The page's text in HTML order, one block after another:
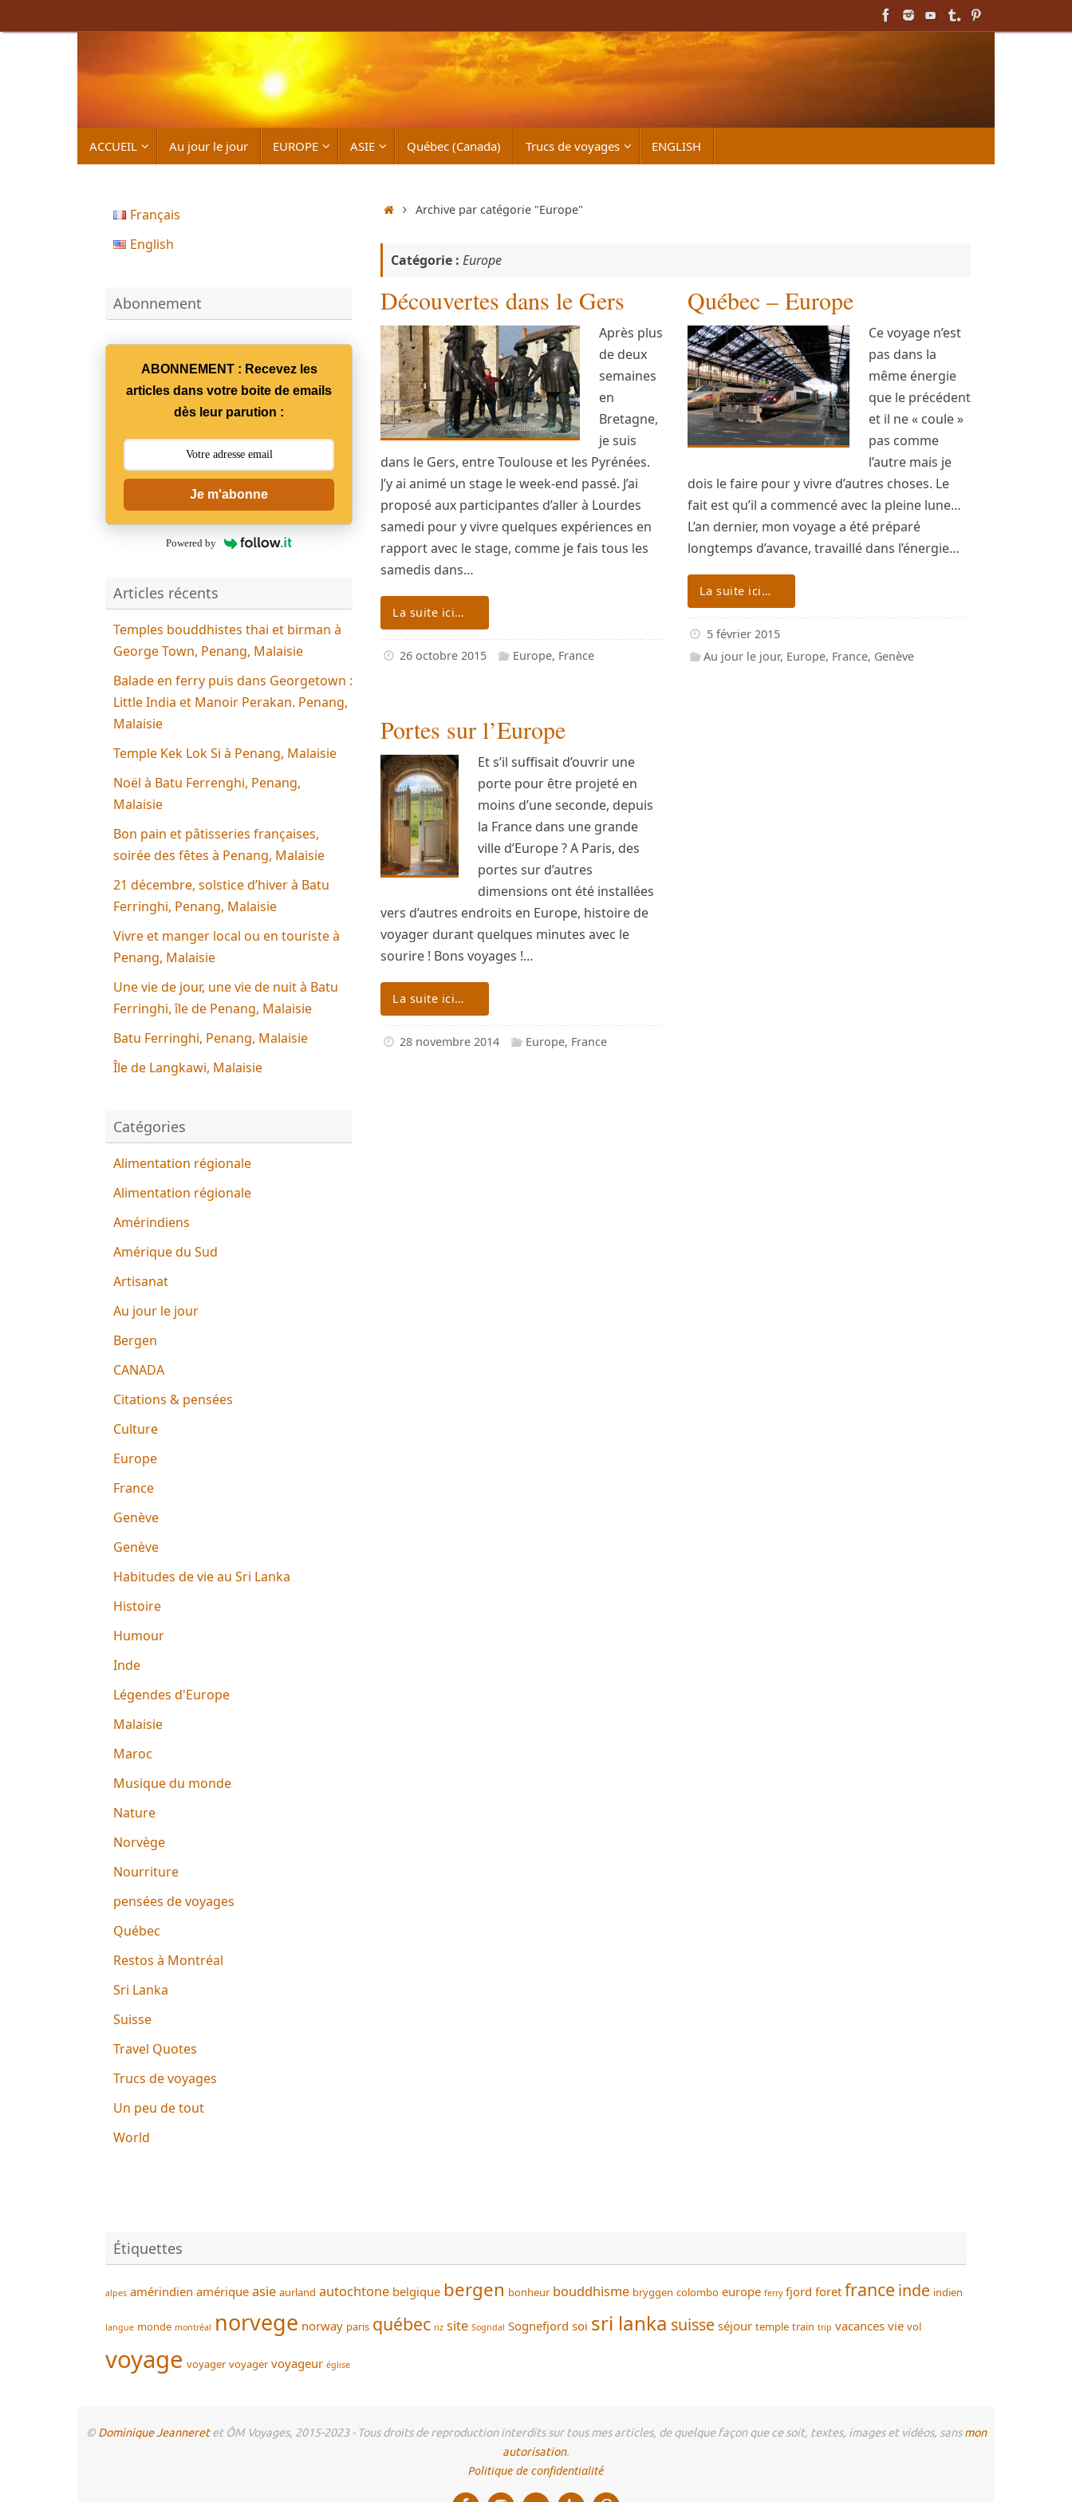
au
au
contenu
ACCUEIL Au jour le jour EUROPE ASIE Québec (Canada) Trucs de voyages ENGLISH
Accueil
Archive par catégorie "Europe"
Catégorie : Europe
Découvertes dans le Gers
Après plus
de deux
semaines
en
Bretagne,
je suis
dans le Gers, entre Toulouse et les Pyrénées.
J’y ai animé un stage le week-end passé. J’ai
proposé aux participantes d’aller à Lourdes
samedi pour y vivre quelques expériences en
rapport avec le stage, comme je fais tous les
samedis dans…
La suite ici…
26 octobre 2015 Europe, France
Québec – Europe
Ce voyage n’est
pas dans la
même énergie
que le précédent
et il ne « coule »
pas comme
l’autre mais je
dois le faire pour y vivre d’autres choses. Le
fait est qu’il a commencé avec la pleine lune…
L’an dernier, mon voyage a été préparé
longtemps d’avance, travaillé dans l’énergie…
La suite ici…
5 février 2015
Au jour le jour, Europe, France, Genève
Portes sur l’Europe
Et s’il suffisait d’ouvrir une
porte pour être projeté en
moins d’une seconde, depuis
la France dans une grande
ville d’Europe ? A Paris, des
portes sur d’autres
dimensions ont été installées
vers d’autres endroits en Europe, histoire de
voyager durant quelques minutes avec le
sourire ! Bons voyages !…
La suite ici…
28 novembre 2014 Europe, France
Français
English
Abonnement
ABONNEMENT : Recevez les
articles dans votre boite de emails
dès leur parution :
Je m'abonne
Powered by
Articles récents
Temples bouddhistes thai et birman à
George Town, Penang, Malaisie
Balade en ferry puis dans Georgetown :
Little India et Manoir Perakan. Penang,
Malaisie
Temple Kek Lok Si à Penang, Malaisie
Noël à Batu Ferrenghi, Penang,
Malaisie
Bon pain et pâtisseries françaises,
soirée des fêtes à Penang, Malaisie
21 décembre, solstice d’hiver à Batu
Ferringhi, Penang, Malaisie
Vivre et manger local ou en touriste à
Penang, Malaisie
Une vie de jour, une vie de nuit à Batu
Ferringhi, île de Penang, Malaisie
Batu Ferringhi, Penang, Malaisie
Île de Langkawi, Malaisie
Catégories
Alimentation régionale
Alimentation régionale
Amérindiens
Amérique du Sud
Artisanat
Au jour le jour
Bergen
CANADA
Citations & pensées
Culture
Europe
France
Genève
Genève
Habitudes de vie au Sri Lanka
Histoire
Humour
Inde
Légendes d'Europe
Malaisie
Maroc
Musique du monde
Nature
Norvège
Nourriture
pensées de voyages
Québec
Restos à Montréal
Sri Lanka
Suisse
Travel Quotes
Trucs de voyages
Un peu de tout
World
Étiquettes
alpes amérindien amérique asie aurland autochtone belgique bergen bonheur bouddhisme bryggen colombo europe ferry fjord foret france inde indien
langue monde montréal norvege norway paris québec riz site Sogndal Sognefjord soi sri lanka suisse séjour temple train trip vacances vie vol
voyage voyager voyager voyageur église
© Dominique Jeanneretet ÔM Voyages, 2015-2023 - Tous droits de reproduction interdits sur tous mes articles, de quelque façon que ce soit, textes, images et vidéos, sansmon
autorisation.
Politique de confidentialité